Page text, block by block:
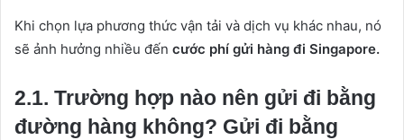
Khi chọn lựa phương thức vận tải và dịch vụ khác nhau, nó
sẽ ảnh hưởng nhiều đến cước phí gửi hàng đi Singapore.
2.1. Trường hợp nào nên gửi đi bằng
đường hàng không? Gửi đi bằng